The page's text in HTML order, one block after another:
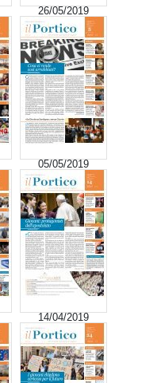
26/05/2019
05/05/2019
14/04/2019